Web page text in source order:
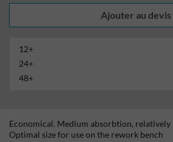
12+
24+
48+
Economical. Medium absorbtion,
Optimal size for use on the rework bench